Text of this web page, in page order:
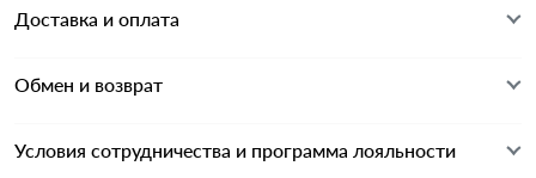
Доставка и оплата
Обмен и возврат
Условия сотрудничества и программа лояльности